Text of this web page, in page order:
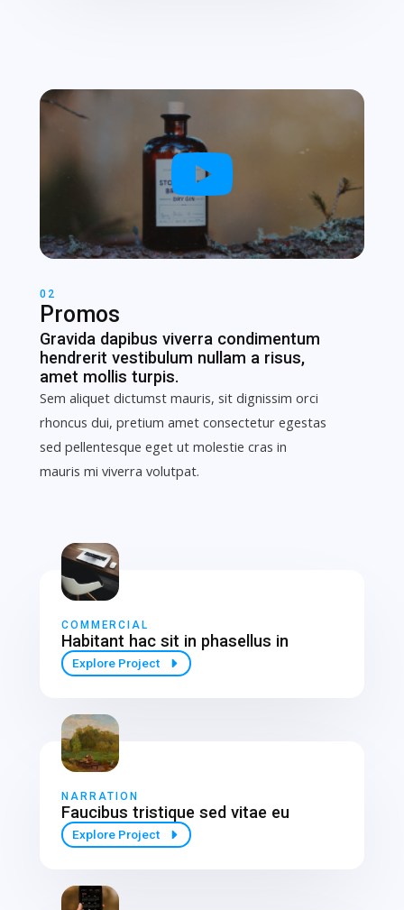
02
Promos
Gravida dapibus viverra condimentum
hendrerit vestibulum nullam a risus,
amet mollis turpis.
Sem aliquet dictumst mauris, sit dignissim orci
rhoncus dui, pretium amet consectetur egestas
sed pellentesque eget ut molestie cras in
mauris mi viverra volutpat.
COMMERCIAL
Habitant hac sit in phasellus in
Explore Project
NARRATION
Faucibus tristique sed vitae eu
Explore Project